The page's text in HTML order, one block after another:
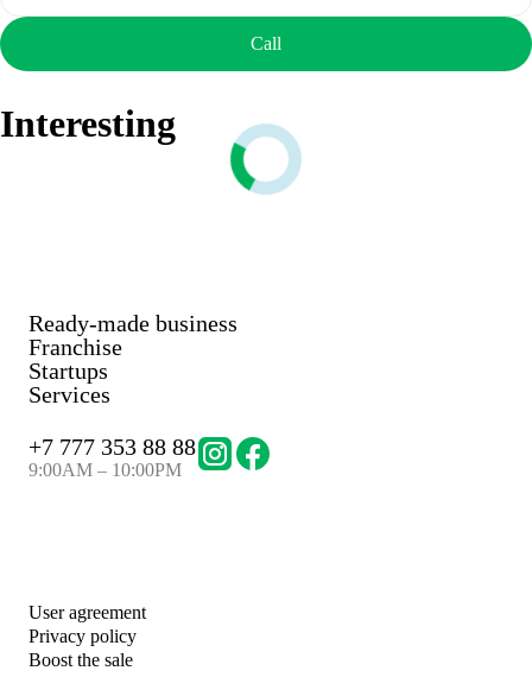
Call
Interesting
Ready-made business
Franchise
Startups
Services
+7 777 353 88 88
9:00AM – 10:00PM
User agreement
Privacy policy
Boost the sale